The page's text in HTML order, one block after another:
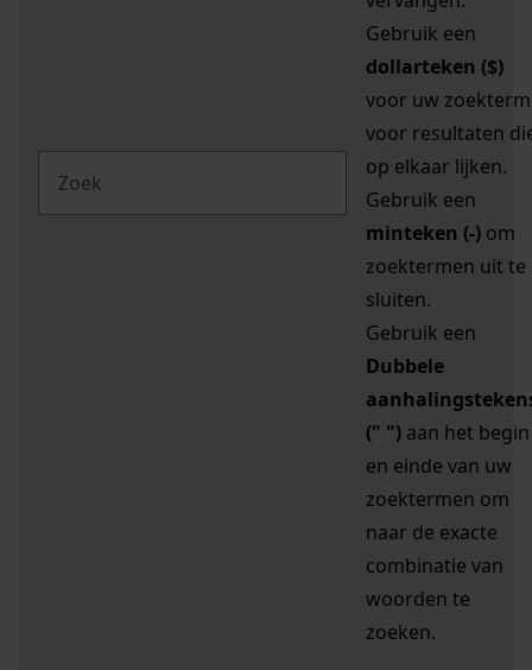
Gebruik een
dollarteken ($)
voor uw zoekterm
voor resultaten
op elkaar lijken.
Gebruik een
minteken (-) om
zoektermen uit te
sluiten.
Gebruik een
Dubbele
(" ") aan het begin
en einde van uw
zoektermen om
naar de exacte
combinatie van
woorden te
zoeken.